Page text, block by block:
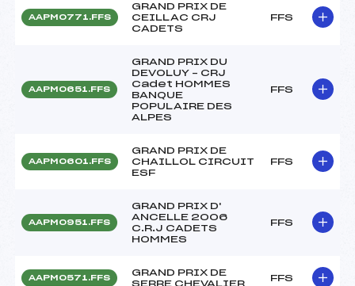
AAPM0771.FFS
GRAND PRIX DE
CEILLAC CRJ
CADETS
FFS
AAPM0651.FFS
GRAND PRIX DU
DEVOLUY – CRJ
Cadet HOMMES
BANQUE
POPULAIRE DES
ALPES
FFS
AAPM0601.FFS
GRAND PRIX DE
CHAILLOL CIRCUIT
ESF
FFS
AAPM0951.FFS
GRAND PRIX D'
ANCELLE 2006
C.R.J CADETS
HOMMES
FFS
AAPM0571.FFS
GRAND PRIX DE
SERRE CHEVALIER
FFS